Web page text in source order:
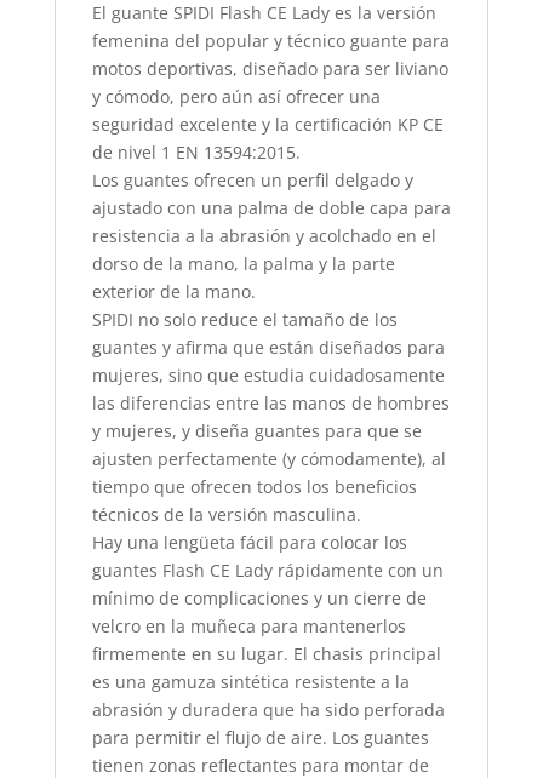
El guante SPIDI Flash CE Lady es la versión
femenina del popular y técnico guante para
motos deportivas, diseñado para ser liviano
y cómodo, pero aún así ofrecer una
seguridad excelente y la certificación KP CE
de nivel 1 EN 13594:2015.
Los guantes ofrecen un perfil delgado y
ajustado con una palma de doble capa para
resistencia a la abrasión y acolchado en el
dorso de la mano, la palma y la parte
exterior de la mano.
SPIDI no solo reduce el tamaño de los
guantes y afirma que están diseñados para
mujeres, sino que estudia cuidadosamente
las diferencias entre las manos de hombres
y mujeres, y diseña guantes para que se
ajusten perfectamente (y cómodamente), al
tiempo que ofrecen todos los beneficios
técnicos de la versión masculina.
Hay una lengüeta fácil para colocar los
guantes Flash CE Lady rápidamente con un
mínimo de complicaciones y un cierre de
velcro en la muñeca para mantenerlos
firmemente en su lugar. El chasis principal
es una gamuza sintética resistente a la
abrasión y duradera que ha sido perforada
para permitir el flujo de aire. Los guantes
tienen zonas reflectantes para montar de